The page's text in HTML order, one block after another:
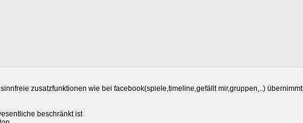
zusatzfunktionen wie bei facebook(spiele,timeline,gefällt mir,gruppen,..) übernimmt
beschränkt ist